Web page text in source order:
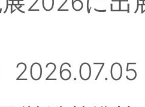
2026.07.05